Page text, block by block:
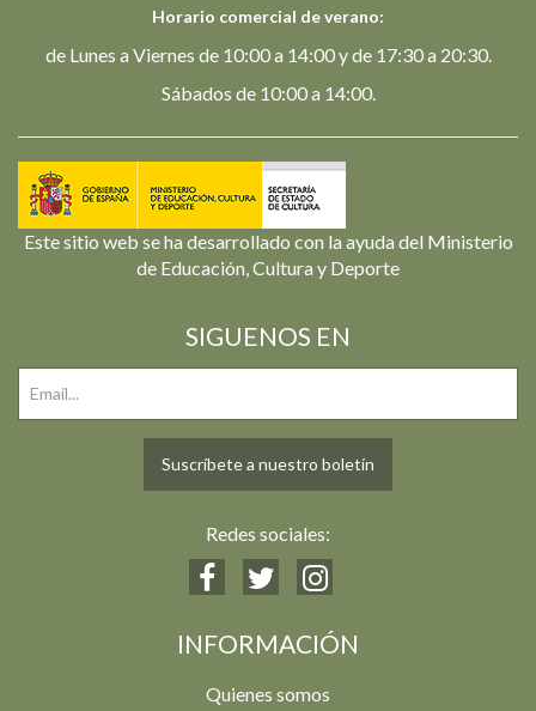
Horario comercial de verano:
de Lunes a Viernes de 10:00 a 14:00 y de 17:30 a 20:30.
Sábados de 10:00 a 14:00.
Este sitio web se ha desarrollado con la ayuda del Ministerio
de Educación, Cultura y Deporte
SIGUENOS EN
Suscríbete a nuestro boletín
Redes sociales:
INFORMACIÓN
Quienes somos